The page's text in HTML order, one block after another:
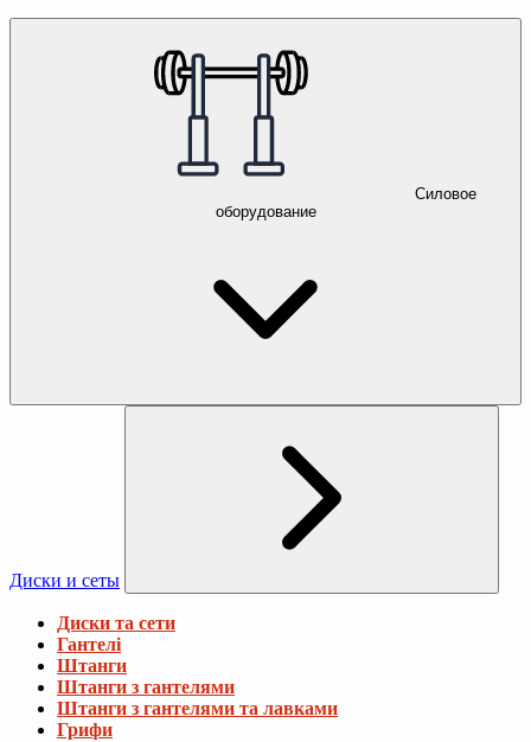
Силовое
оборудование
Диски и сеты
Диски та сети
Гантелі
Штанги
Штанги з гантелями
Штанги з гантелями та лавками
Грифи